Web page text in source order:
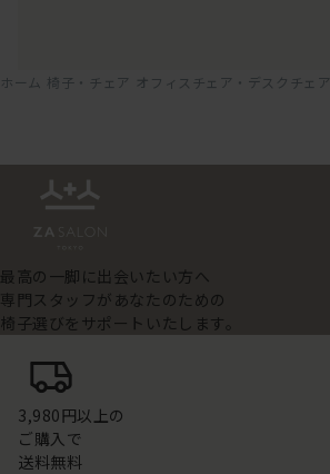
ホーム 椅子・チェア オフィスチェア・デスクチェア
最高の一脚に出会いたい方へ
専門スタッフがあなたのための
椅子選びをサポートいたします。
3,980円以上の
ご購入で
送料無料